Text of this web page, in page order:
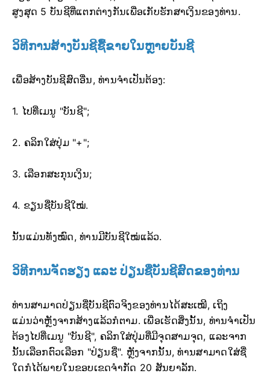
ສູງສຸດ 5 ບັນຊີທີ່ແຕກຕ່າງກັນເພື່ອເກັບຮັກສາເງິນຂອງທ່ານ.
ວິທີການສ້າງບັນຊີຊື້ຂາຍໃນຫຼາຍບັນຊີ
ເພື່ອສ້າງບັນຊີສົດອື່ນ, ທ່ານຈໍາເປັນຕ້ອງ:
1. ໄປທີ່ເມນູ "ບັນຊີ";
2. ຄລິກໃສ່ປຸ່ມ "+";
3. ເລືອກສະກຸນເງິນ;
4. ຂຽນຊື່ບັນຊີໃໝ່.
ນັ້ນແມ່ນທັງໝົດ, ທ່ານມີບັນຊີໃໝ່ແລ້ວ.
ວິທີການຈັດຮຽງ ແລະ ປ່ຽນຊື່ບັນຊີສົດຂອງທ່ານ
ທ່ານສາມາດປ່ຽນຊື່ບັນຊີຕົວຈິງຂອງທ່ານໄດ້ສະເໝີ, ເຖິງ
ແມ່ນວ່າຫຼັງຈາກສ້າງແລ້ວກໍຕາມ. ເພື່ອເຮັດສິ່ງນັ້ນ, ທ່ານຈໍາເປັນ
ຕ້ອງໄປທີ່ເມນູ "ບັນຊີ", ຄລິກໃສ່ປຸ່ມທີ່ມີຈຸດສາມຈຸດ, ແລະຈາກ
ນັ້ນເລືອກຕົວເລືອກ "ປ່ຽນຊື່". ຫຼັງຈາກນັ້ນ, ທ່ານສາມາດໃສ່ຊື່
ໃດກໍໄດ້ພາຍໃນຂອບເຂດຈໍາກັດ 20 ສັນຍາລັກ.